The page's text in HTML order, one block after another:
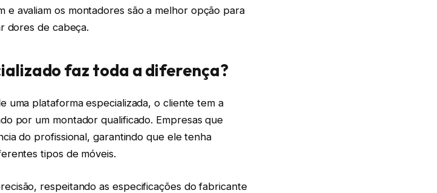
e avaliam os montadores são a melhor opção para
dores de cabeça.
faz toda a diferença?
uma plataforma especializada, o cliente tem a
por um montador qualificado. Empresas que
do profissional, garantindo que ele tenha
tipos de móveis.
respeitando as especificações do fabricante